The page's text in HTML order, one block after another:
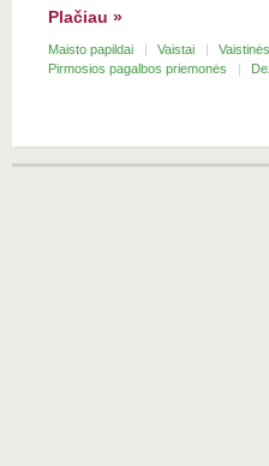
Plačiau »
Maisto papildai Vaistai Vaistinės
Pirmosios pagalbos priemonės